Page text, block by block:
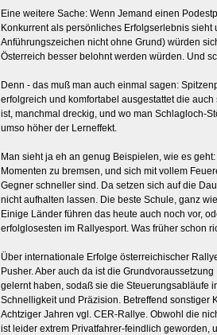
Eine weitere Sache: Wenn Jemand einen
Konkurrent als persönliches Erfolgserlebnis
Anführungszeichen nicht ohne Grund) würden
Österreich besser belohnt werden würden. Und
Denn - das muß man auch einmal sagen:
erfolgreich und komfortabel ausgestattet die
ist, manchmal dreckig, und wo man Schlagloch-
umso höher der Lerneffekt.
Man sieht ja eh an genug Beispielen, wie es
Momenten zu bremsen, und sich mit vollem
Gegner schneller sind. Da setzen sich auf die
nicht aufhalten lassen. Die beste Schule, ganz
Einige Länder führen das heute auch noch vor,
erfolglosesten im Rallyesport. Was früher schon
Über internationale Erfolge österreichischer
Pusher. Aber auch da ist die
gelernt haben, sodaß sie die Steuerungsabläufe
Schnelligkeit und Präzision. Betreffend sonstiger
Achtziger Jahren vgl. CER-Rallye. Obwohl die
ist leider extrem Privatfahrer-feindlich geworden,